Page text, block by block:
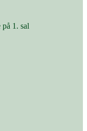
1. sal